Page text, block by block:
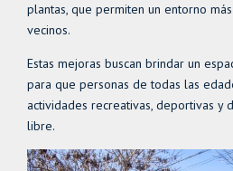
plantas, que permiten un entorno
vecinos.
Estas mejoras buscan brindar un
para que personas de todas las
actividades recreativas, deportivas y
libre.